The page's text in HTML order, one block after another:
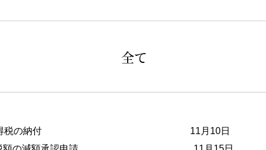
全て
源泉所得税の納付 11月10日